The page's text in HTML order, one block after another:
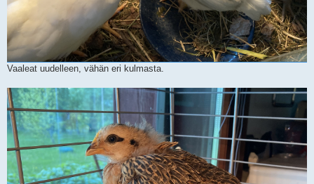
Vaaleat uudelleen, vähän eri kulmasta.